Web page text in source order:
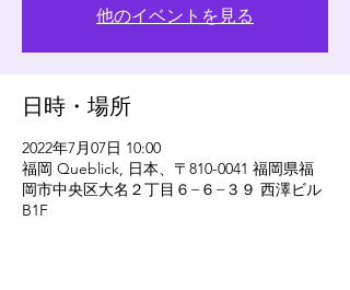
他のイベントを見る
日時・場所
2022年7月07日 10:00
福岡 Queblick, 日本、〒810-0041 福岡県福
岡市中央区大名２丁目６−６−３９ 西澤ビル
B1F